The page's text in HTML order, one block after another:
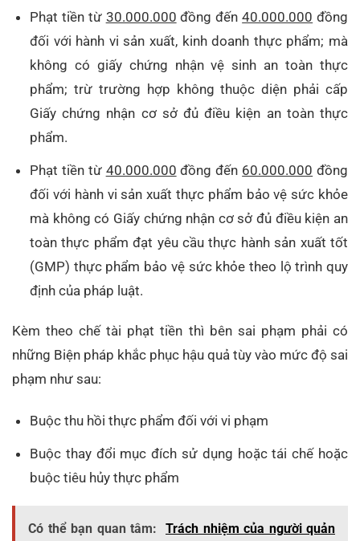
Phạt tiền từ 30.000.000 đồng đến40.000.000 đồng
đối với hành vi sản xuất, kinh doanh thực phẩm; mà
không có giấy chứng nhận vệ sinh an toàn thực
phẩm; trừ trường hợp không thuộc diện phải cấp
Giấy chứng nhận cơ sở đủ điều kiện an toàn thực
phẩm.
Phạt tiền từ 40.000.000 đồng đến 60.000.000 đồng
đối với hành vi sản xuất thực phẩm bảo vệ sức khỏe
mà không có Giấy chứng nhận cơ sở đủ điều kiện an
toàn thực phẩm đạt yêu cầu thực hành sản xuất tốt
(GMP) thực phẩm bảo vệ sức khỏe theo lộ trình quy
định của pháp luật.
Kèm theo chế tài phạt tiền thì bên sai phạm phải có
những Biện pháp khắc phục hậu quả tùy vào mức độ sai
phạm như sau:
Buộc thu hồi thực phẩm đối với vi phạm
Buộc thay đổi mục đích sử dụng hoặc tái chế hoặc
buộc tiêu hủy thực phẩm
Có thể bạn quan tâm: Trách nhiệm của người quản